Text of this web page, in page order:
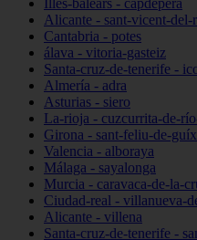
Illes-balears - capdepera
Alicante - sant-vicent-del-
Cantabria - potes
álava - vitoria-gasteiz
Santa-cruz-de-tenerife -
Almería - adra
Asturias - siero
La-rioja - cuzcurrita-de-
Girona - sant-feliu-de-
Valencia - alboraya
Málaga - sayalonga
Murcia - caravaca-de-la-
Ciudad-real - villanueva-
Alicante - villena
Santa-cruz-de-tenerife -